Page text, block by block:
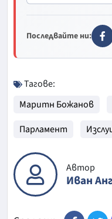
Последвайте ни:
Тагове:
Маритн Божанов
Парламент
Автор
Иван